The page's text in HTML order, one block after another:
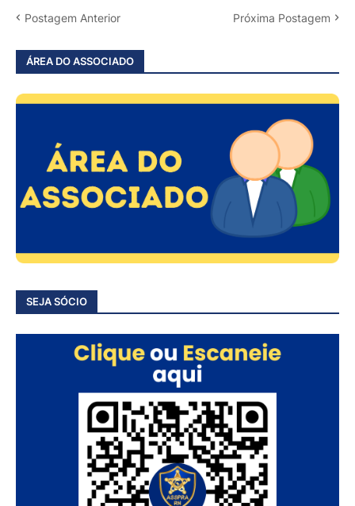
Postagem Anterior Próxima Postagem
ÁREA DO ASSOCIADO
SEJA SÓCIO